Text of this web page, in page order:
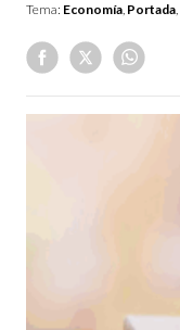
Tema: Economía, Portada,